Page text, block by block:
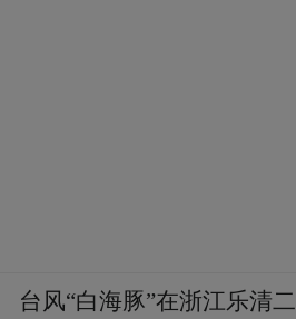
台风“白海豚”在浙江乐清二